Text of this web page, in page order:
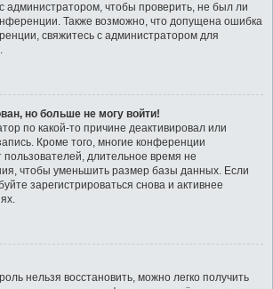
администратором, чтобы проверить, не был ли
Также возможно, что допущена ошибка
свяжитесь с администратором для
но больше не могу войти!
по какой-то причине деактивировал или
Кроме того, многие конференции
длительное время не
чтобы уменьшить размер базы данных. Если
зарегистрироваться снова и активнее
нельзя восстановить, можно легко получить